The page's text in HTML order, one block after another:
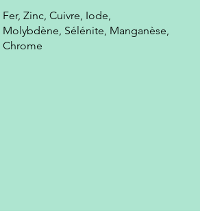
Fer, Zinc, Cuivre, Iode,
Molybdène, Sélénite, Manganèse,
Chrome